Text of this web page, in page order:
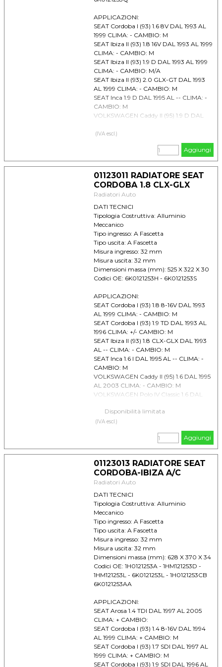
APPLICAZIONI:
SEAT Cordoba I (93) 1.6 8V DAL 1993 AL
1999 CLIMA: - CAMBIO: M
SEAT Ibiza II (93) 1.8 16V DAL 1993 AL 1999
CLIMA: - CAMBIO: M
SEAT Ibiza II (93) 1.9 D DAL 1993 AL 1999
CLIMA: - CAMBIO: M/A
SEAT Ibiza II (93) 2.0 GLX-GT DAL 1993
AL 1999 CLIMA: - CAMBIO: M
SEAT Inca 1.9 D DAL 1995 AL -- CLIMA: -
CAMBIO: M
VOLKSWAGEN Caddy II (95) 1.9 D DAL
(IVA escl.)
Aggiungi
01123011 RADIATORE SEAT
CORDOBA 1.8 CLX-GLX
Radiatori Auto
DATI TECNICI
Tipologia Costruttiva: Alluminio
Meccanico
Tipo ingresso: A Fascetta
Tipo uscita: A Fascetta
Misura ingresso: 32 mm
Misura uscita: 32 mm
Dimensioni massa (mm): 525 X 322 X 30
Codici OE: 6K0121253H - 6K0121253S
APPLICAZIONI:
SEAT Cordoba I (93) 1.8 8-16V DAL 1993
AL 1999 CLIMA: - CAMBIO: M
SEAT Cordoba I (93) 1.9 TD DAL 1993 AL
1996 CLIMA: +/- CAMBIO: M
SEAT Ibiza II (93) 1.8 CLX-GLX DAL 1993
AL -- CLIMA: - CAMBIO: M
SEAT Inca 1.6 I DAL 1995 AL -- CLIMA: -
CAMBIO: M
VOLKSWAGEN Caddy II (95) 1.6 DAL 1995
AL 2003 CLIMA: - CAMBIO: M
VOLKSWAGEN Polo IV Classic 1.6 DAL
Disponibilità limitata
(IVA escl.)
Aggiungi
01123013 RADIATORE SEAT
CORDOBA-IBIZA A/C
Radiatori Auto
DATI TECNICI
Tipologia Costruttiva: Alluminio
Meccanico
Tipo ingresso: A Fascetta
Tipo uscita: A Fascetta
Misura ingresso: 32 mm
Misura uscita: 32 mm
Dimensioni massa (mm): 628 X 370 X 34
Codici OE: 1H0121253A - 1HM121253D -
1HM121253L - 6K0121253L - 1H0121253CB
6K0121253AA
APPLICAZIONI:
SEAT Arosa 1.4 TDI DAL 1997 AL 2005
CLIMA: + CAMBIO:
SEAT Cordoba I (93) 1.4 8-16V DAL 1994
AL 1999 CLIMA: + CAMBIO: M
SEAT Cordoba I (93) 1.7 SDI DAL 1997 AL
1999 CLIMA: + CAMBIO: M
SEAT Cordoba I (93) 1.9 SDI DAL 1996 AL